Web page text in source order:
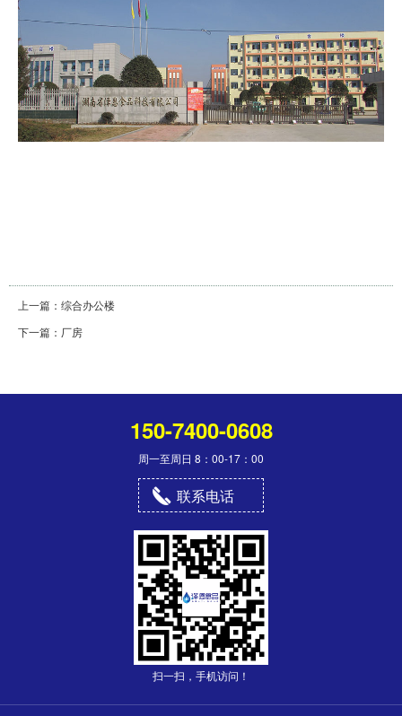
上一篇： 综合办公楼
下一篇： 厂房
150-7400-0608
周一至周日 8：00-17：00
联系电话
扫一扫，手机访问！